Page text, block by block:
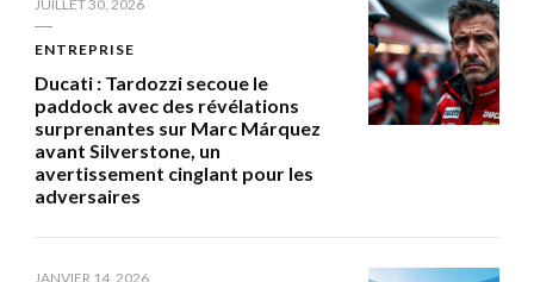
JUILLET 30, 2026
ENTREPRISE
Ducati : Tardozzi secoue le
paddock avec des révélations
surprenantes sur Marc Márquez
avant Silverstone, un
avertissement cinglant pour les
adversaires
JANVIER 14, 2026